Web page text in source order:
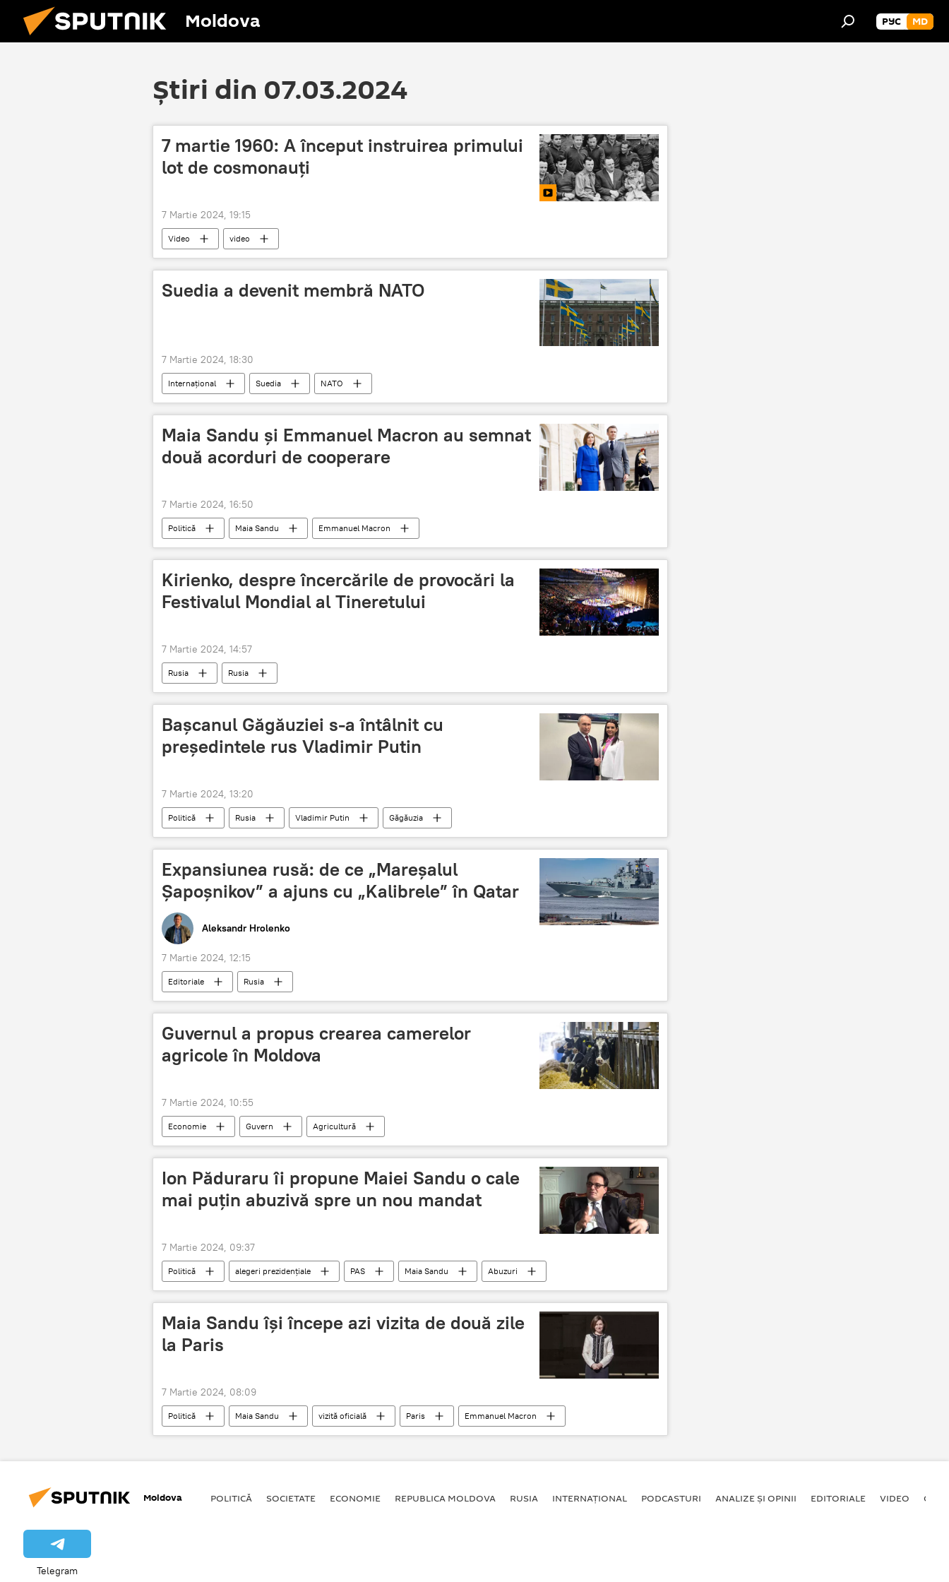
Moldova РУС MD
Știri din 07.03.2024
7 martie 1960: A început instruirea primului
lot de cosmonauți
7 Martie 2024, 19:15
Video video
Suedia a devenit membră NATO
7 Martie 2024, 18:30
Internațional Suedia NATO
Maia Sandu și Emmanuel Macron au semnat
două acorduri de cooperare
7 Martie 2024, 16:50
Politică Maia Sandu Emmanuel Macron
Kirienko, despre încercările de provocări la
Festivalul Mondial al Tineretului
7 Martie 2024, 14:57
Rusia Rusia
Bașcanul Găgăuziei s-a întâlnit cu
președintele rus Vladimir Putin
7 Martie 2024, 13:20
Politică Rusia Vladimir Putin Găgăuzia
Expansiunea rusă: de ce „Mareșalul
Șapoșnikov” a ajuns cu „Kalibrele” în Qatar
Aleksandr Hrolenko
7 Martie 2024, 12:15
Editoriale Rusia
Guvernul a propus crearea camerelor
agricole în Moldova
7 Martie 2024, 10:55
Economie Guvern Agricultură
Ion Păduraru îi propune Maiei Sandu o cale
mai puțin abuzivă spre un nou mandat
7 Martie 2024, 09:37
Politică alegeri prezidențiale PAS Maia Sandu
Abuzuri
alternativă
Parlamentul RM Ion Păduraru
Maia Sandu își începe azi vizita de două zile
la Paris
7 Martie 2024, 08:09
Politică Maia Sandu vizită oficială Paris
Emmanuel Macron
Întrevedere
Moldova POLITICĂ SOCIETATE ECONOMIE REPUBLICA MOLDOVA RUSIA INTERNAȚIONAL PODCASTURI ANALIZE ȘI OPINII EDITORIALE VIDEO
Telegram